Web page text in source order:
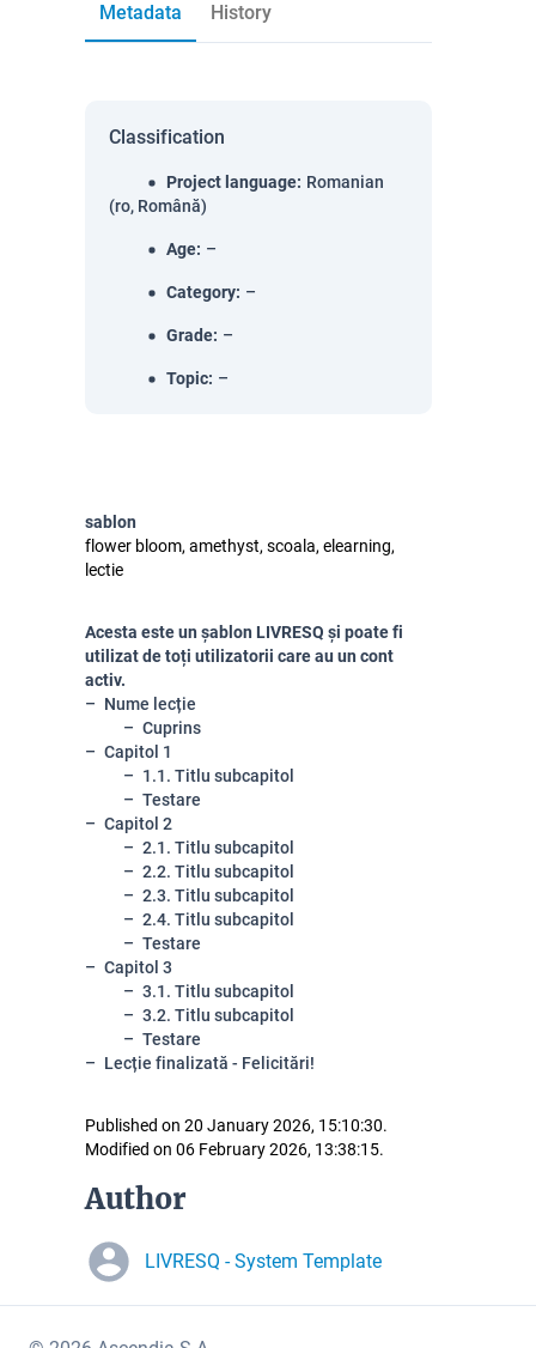
Metadata History
Classification
Project language: Romanian
(ro, Română)
Age: –
Category: –
Grade: –
Topic: –
sablon
flower bloom, amethyst, scoala, elearning,
lectie
Acesta este un șablon LIVRESQ și poate fi
utilizat de toți utilizatorii care au un cont
activ.
Nume lecție
Cuprins
Capitol 1
1.1. Titlu subcapitol
Testare
Capitol 2
2.1. Titlu subcapitol
2.2. Titlu subcapitol
2.3. Titlu subcapitol
2.4. Titlu subcapitol
Testare
Capitol 3
3.1. Titlu subcapitol
3.2. Titlu subcapitol
Testare
Lecție finalizată - Felicitări!
Published on 20 January 2026, 15:10:30.
Modified on 06 February 2026, 13:38:15.
Author
LIVRESQ - System Template